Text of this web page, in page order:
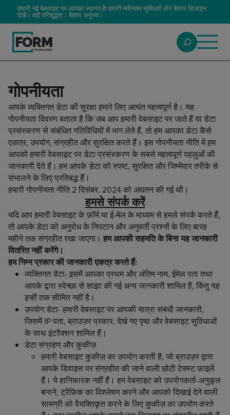
हमारी नई वेबसाइट पर आपका स्वागत है! हमारी नवीनतम सुविधाएँ और बेहतर डिज़ाइन
देखें। वही परिशुद्धता। बेहतर अनुभव।
गोपनीयता
आपके व्यक्तिगत डेटा की सुरक्षा हमारे लिए अत्यंत महत्वपूर्ण है। यह
गोपनीयता विवरण बताता है कि जब आप हमारी वेबसाइट पर जाते हैं या डेटा
प्रसंस्करण से संबंधित गतिविधियों में भाग लेते हैं, तो हम आपका डेटा कैसे
एकत्र, उपयोग, संग्रहीत और सुरक्षित करते हैं। इस गोपनीयता नीति में हम
आपको हमारी वेबसाइट पर डेटा प्रसंस्करण के सबसे महत्वपूर्ण पहलुओं की
जानकारी देते हैं। हम आपके डेटा को स्पष्ट, सुरक्षित और जिम्मेदार तरीके से
संभालने के लिए प्रतिबद्ध हैं।
हमारी गोपनीयता नीति 2 दिसंबर, 2024 को अद्यतन की गई थी।
हमसे संपर्क करें
यदि आप हमारी वेबसाइट के फ़ॉर्म या ई-मेल के माध्यम से हमसे संपर्क करते हैं,
तो आपके डेटा को अनुरोध के निपटान और अनुवर्ती प्रश्नों के लिए बारह
महीने तक संग्रहीत रखा जाएगा। हम आपकी सहमति के बिना यह जानकारी
वितरित नहीं करेंगे।
हम निम्न प्रकार की जानकारी एकत्र करते हैं:
व्यक्तिगत डेटा- इसमें आपका प्रथम और अंतिम नाम, ईमेल पता तथा
आपके द्वारा स्वेच्छा से साझा की गई अन्य जानकारी शामिल है, किंतु यह
इन्हीं तक सीमित नहीं है।
उपयोग डेटा- हमारी वेबसाइट पर आपकी यात्रा संबंधी जानकारी,
जिसमें IP पता, ब्राउज़र प्रकार, देखे गए पृष्ठ और वेबसाइट सुविधाओं
के साथ इंटरैक्शन शामिल हैं।
डेटा संग्रहण और कुकीज़
हमारी वेबसाइट कुकीज़ का उपयोग करती है, जो ब्राउज़र द्वारा
आपके डिवाइस पर संग्रहीत की जाने वाली छोटी टेक्स्ट फ़ाइलें
हैं। ये हानिकारक नहीं हैं। हम वेबसाइट को उपयोगकर्ता-अनुकूल
बनाने, ट्रैफ़िक का विश्लेषण करने और आपको दिखाई देने वाली
सामग्री को वैयक्तिकृत करने के लिए कुकीज़ का उपयोग करते